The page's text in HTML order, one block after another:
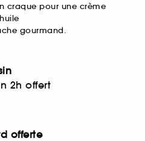
craque pour une crème
gourmand.
2h offert
offerte